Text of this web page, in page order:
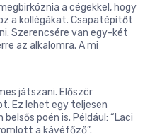
a cégekkel, hogy
a kollégákat. Csapatépítőt
Szerencsére van egy-két
az alkalomra. A mi
játszani. Először
Ez lehet egy teljesen
poén is. Például: “Laci
a kávéfőző”.